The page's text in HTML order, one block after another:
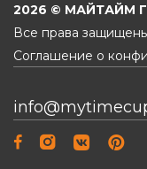
2026 © МАЙТАЙМ
Все права
Соглашение о